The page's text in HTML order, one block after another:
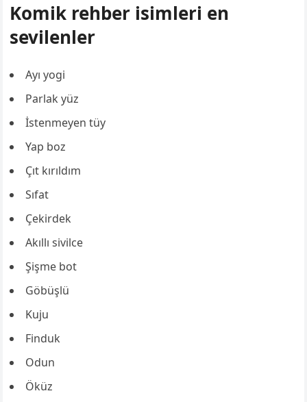
Komik rehber isimleri en
sevilenler
Ayı yogi
Parlak yüz
İstenmeyen tüy
Yap boz
Çıt kırıldım
Sıfat
Çekirdek
Akıllı sivilce
Şişme bot
Göbüşlü
Kuju
Finduk
Odun
Öküz